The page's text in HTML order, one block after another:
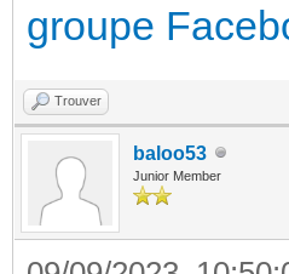
groupe
Trouver
baloo53
Junior Member